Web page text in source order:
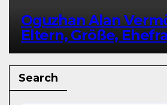
Oguzhan Alan
Eltern, Größe,
Search